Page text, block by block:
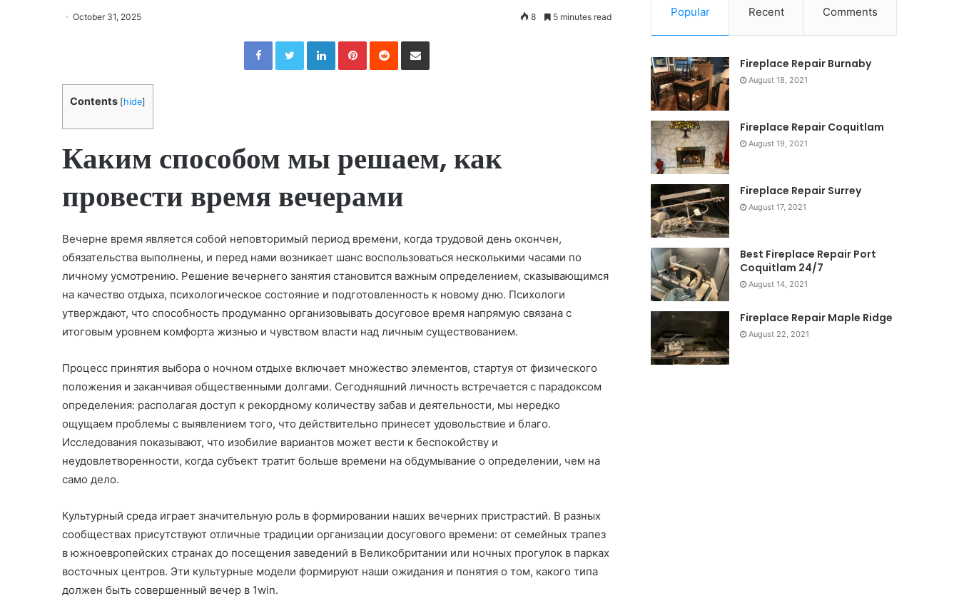
October 31, 2025 8 5 minutes read
Facebook Twitter LinkedIn Pinterest Reddit
Contents [hide]
Каким способом мы решаем, как
провести время вечерами
Вечерне время является собой неповторимый период времени, когда трудовой день окончен,
обязательства выполнены, и перед нами возникает шанс воспользоваться несколькими часами по
личному усмотрению. Решение вечернего занятия становится важным определением, сказывающимся
на качество отдыха, психологическое состояние и подготовленность к новому дню. Психологи
утверждают, что способность продуманно организовывать досуговое время напрямую связана с
итоговым уровнем комфорта жизнью и чувством власти над личным существованием.
Процесс принятия выбора о ночном отдыхе включает множество элементов, стартуя от физического
положения и заканчивая общественными долгами. Сегодняшний личность встречается с парадоксом
определения: располагая доступ к рекордному количеству забав и деятельности, мы нередко
ощущаем проблемы с выявлением того, что действительно принесет удовольствие и благо.
Исследования показывают, что изобилие вариантов может вести к беспокойству и
неудовлетворенности, когда субъект тратит больше времени на обдумывание о определении, чем на
само дело.
Культурный среда играет значительную роль в формировании наших вечерних пристрастий. В разных
сообществах присутствуют отличные традиции организации досугового времени: от семейных трапез
в южноевропейских странах до посещения заведений в Великобритании или ночных прогулок в парках
восточных центров. Эти культурные модели формируют наши ожидания и понятия о том, какого типа
должен быть совершенный вечер в 1win.
Popular Recent Comments
Fireplace Repair Burnaby
August 18, 2021
Fireplace Repair Coquitlam
August 19, 2021
Fireplace Repair Surrey
August 17, 2021
Best Fireplace Repair Port
Coquitlam 24/7
August 14, 2021
Fireplace Repair Maple Ridge
August 22, 2021